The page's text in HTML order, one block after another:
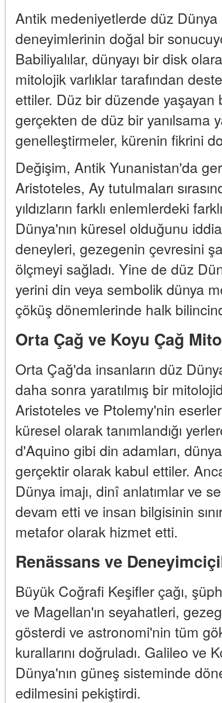
Antik medeniyetlerde düz Dünya
deneyimlerinin doğal bir
Babiliyalılar, dünyayı bir disk
mitolojik varlıklar tarafından
ettiler. Düz bir düzende
gerçekten de düz bir yanılsama
genelleştirmeler, kürenin fikrini
Değişim, Antik Yunanistan'da
Aristoteles, Ay tutulmaları
yıldızların farklı enlemlerdeki
Dünya'nın küresel olduğunu
deneyleri, gezegenin çevresini
ölçmeyi sağladı. Yine de düz
yerini din veya sembolik dünya
çöküş dönemlerinde halk
Orta Çağ ve Koyu Çağ
Orta Çağ'da insanların düz
daha sonra yaratılmış bir
Aristoteles ve Ptolemy'nin
küresel olarak tanımlandığı
d'Aquino gibi din adamları,
gerçektir olarak kabul ettiler.
Dünya imajı, dinî anlatımlar ve
devam etti ve insan bilgisinin
metafor olarak hizmet etti.
Renässans ve
Büyük Coğrafi Keşifler çağı,
ve Magellan'ın seyahatleri,
gösterdi ve astronomi'nin tüm
kurallarını doğruladı. Galileo ve
Dünya'nın güneş sisteminde
edilmesini pekiştirdi.